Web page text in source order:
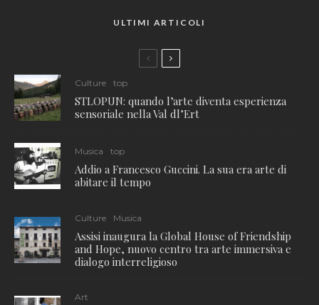
ULTIMI ARTICOLI
Culture top
STLOPUN: quando l’arte diventa esperienza
sensoriale nella Val dl’Ert
Musica top
Addio a Francesco Guccini. La sua era arte di
abitare il tempo
Culture Musica
Assisi inaugura la Global House of Friendship
and Hope, nuovo centro tra arte immersiva e
dialogo interreligioso
Art